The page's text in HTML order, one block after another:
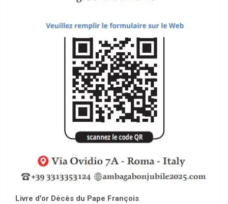
Livre d'or Décès du Pape François